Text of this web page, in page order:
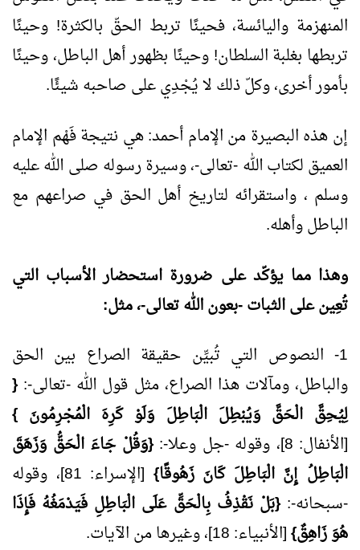
المنهزمة واليائسة، فحينًا تربط الحقّ بالكثرة! وحينًا
تربطها بغلبة السلطان! وحينًا بظهور أهل الباطل، وحينًا
بأمور أخرى، وكلّ ذلك لا يُجْدِي على صاحبه شيئًا.
إن هذه البصيرة من الإمام أحمد: هي نتيجة فَهْم الإمام
العميق لكتاب الله -تعالى-، وسيرة رسوله صلى الله عليه
وسلم ، واستقرائه لتاريخ أهل الحق في صراعهم مع
الباطل وأهله.
وهذا مما يؤكّد على ضرورة استحضار الأسباب التي
تُعِين على الثبات -بعون الله تعالى-، مثل:
1- النصوص التي تُبيِّن حقيقة الصراع بين الحق
والباطل، ومآلات هذا الصراع، مثل قول الله -تعالى-:{
لِيُحِقَّ الْحَقَّ وَيُبْطِلَ الْبَاطِلَ وَلَوْ كَرِهَ الْمُجْرِمُونَ }
[الأنفال: 8]، وقوله -جل وعلا-:
{وَقُلْ جَاءَ الْحَقُّ وَزَهَقَ
الْبَاطِلُ إِنَّ الْبَاطِلَ كَانَ زَهُوقًا}
[الإسراء: 81]، وقوله
-سبحانه-:{بَلْ نَقْذِفُ بِالْحَقِّ عَلَى الْبَاطِلِ فَيَدْمَغُهُ فَإِذَا
هُوَ زَاهِقٌ}[الأنبياء: 18]، وغيرها من الآيات.